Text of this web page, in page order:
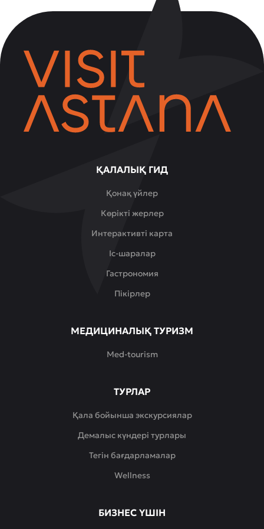
ҚАЛАЛЫҚ ГИД
Қонақ үйлер
Көрікті жерлер
Интерактивті карта
Іс-шаралар
Гастрономия
Пікірлер
МЕДИЦИНАЛЫҚ ТУРИЗМ
Med-tourism
ТУРЛАР
Қала бойынша экскурсиялар
Демалыс күндері турлары
Тегін бағдарламалар
Wellness
БИЗНЕС ҮШІН